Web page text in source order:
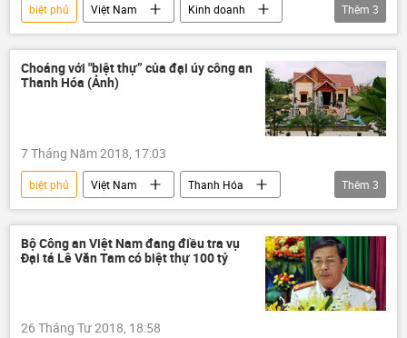
biệt phủ Việt Nam
Kinh doanh
Quốc hội
tham nhũng công chức
Thêm 3
Choáng với "biệt thự” của đại úy công an
Thanh Hóa (Ảnh)
7 Tháng Năm 2018, 17:03
biệt phủ Việt Nam
Thanh Hóa
Phạm Văn Công
công an biệt thự
Thêm 3
Bộ Công an Việt Nam đang điều tra vụ
Đại tá Lê Văn Tam có biệt thự 100 tỷ
26 Tháng Tư 2018, 18:58